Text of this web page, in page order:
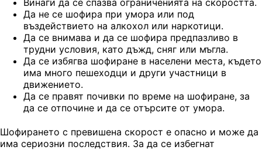
Да не се шофира при умора или под
въздействието на алкохол или наркотици.
Да се внимава и да се шофира предпазливо в
трудни условия, като дъжд, сняг или мъгла.
Да се избягва шофиране в населени места, където
има много пешеходци и други участници в
движението.
Да се правят почивки по време на шофиране, за
да се отпочине и да се отърсите от умора.
Шофирането с превишена скорост е опасно и може да
има сериозни последствия. За да се избегнат